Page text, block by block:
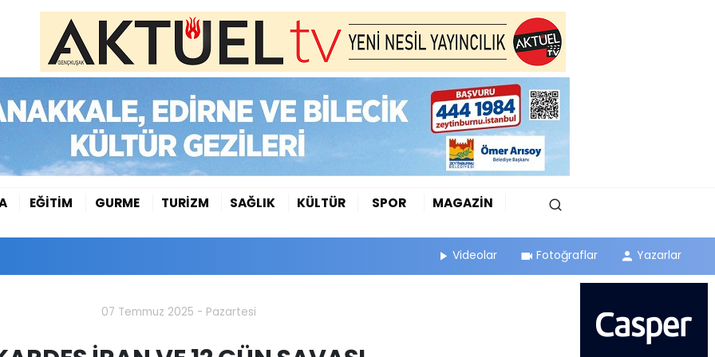
EĞİTİM GURME TURİZM SAĞLIK KÜLTÜR SPOR
MAGAZİN
Videolar Fotoğraflar Yazarlar
07 Temmuz 2025 - Pazartesi